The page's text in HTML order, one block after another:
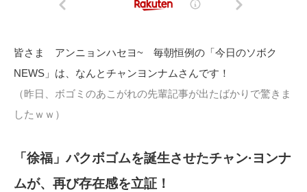
皆さま アンニョンハセヨ~ 毎朝恒例の「今日のソボク
NEWS」は、なんとチャンヨンナムさんです！
（昨日、ボゴミのあこがれの先輩記事が出たばかりで驚きま
したｗｗ）
「徐福」パクボゴムを誕生させたチャン·ヨンナ
ムが、再び存在感を立証！